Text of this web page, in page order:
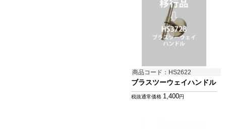
商品コード：HS2622
ブラスツーウェイハンドル
税抜通常価格 1,400円